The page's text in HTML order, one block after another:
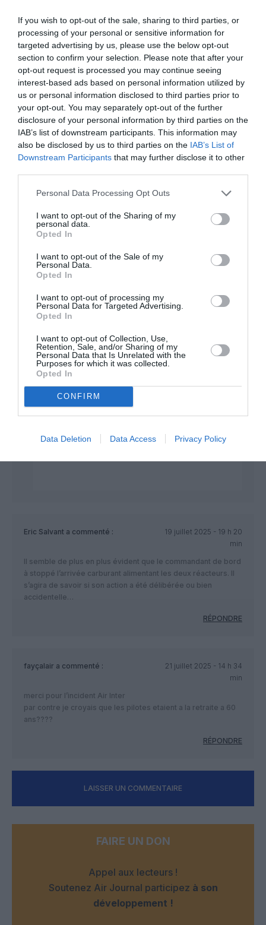
If you wish to opt-out of the sale, sharing to third parties, or
processing of your personal or sensitive information for
targeted advertising by us, please use the below opt-out
section to confirm your selection. Please note that after your
opt-out request is processed you may continue seeing
interest-based ads based on personal information utilized by
us or personal information disclosed to third parties prior to
your opt-out. You may separately opt-out of the further
disclosure of your personal information by third parties on the
IAB’s list of downstream participants. This information may
also be disclosed by us to third parties on the IAB’s List of
Downstream Participants that may further disclose it to other
Personal Data Processing Opt Outs
I want to opt-out of the Sharing of my
personal data.
Opted In
I want to opt-out of the Sale of my
Personal Data.
Opted In
I want to opt-out of processing my
Personal Data for Targeted Advertising.
Opted In
I want to opt-out of Collection, Use,
Retention, Sale, and/or Sharing of my
Personal Data that Is Unrelated with the
Purposes for which it was collected.
Opted In
CONFIRM
Data Deletion Data Access Privacy Policy
ce qui fut près d’être un crash.
Pour le cas du vol Air India : l’enquête technique
pourra déterminer ce qu’il en a été de ce drame et
de ses causes.
RÉPONDRE
DAVE a commenté :
23 juillet 2025 - 8
h 53 min
@ gégédastorg Et le crash Germanwings,
accidents à un moment ou à un autre,
Alors je ne sais pas pourquoi vous crachez
votre bile sur Air India ?
Un poulet Tikka Masala qui est mal passé ?
Le seul intérêt de voyager avec
Air India est le faible coût des
billets : mais à vos risques et
apprécier ce genre de
un Frequent Flyer de Pakistan
Eric Salvant a commenté :
19 juillet 2025 - 19 h 20
min
Il semble de plus en plus évident que le commandant de bord
à stoppé l’arrivée carburant alimentant les deux réacteurs. Il
s’agira de savoir si son action a été délibérée ou bien
accidentelle…
RÉPONDRE
fayçalair a commenté :
21 juillet 2025 - 14 h 34
min
merci pour l’incident Air Inter
par contre je croyais que les pilotes etaient a la retraite a 60
ans????
RÉPONDRE
LAISSER UN COMMENTAIRE
FAIRE UN DON
Appel aux lecteurs !
Soutenez Air Journal participez à son
développement !